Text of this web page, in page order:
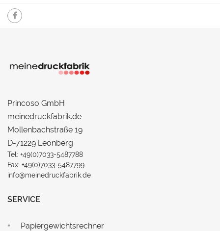
Princoso GmbH
meinedruckfabrik.de
Mollenbachstraße 19
D-71229 Leonberg
Tel: +49(0)7033-5487788
Fax: +49(0)7033-5487799
info@meinedruckfabrik.de
SERVICE
Papiergewichtsrechner